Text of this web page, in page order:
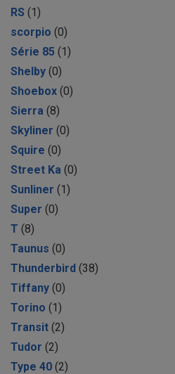
RS (1)
scorpio (0)
Série 85 (1)
Shelby (0)
Shoebox (0)
Sierra (8)
Skyliner (0)
Squire (0)
Street Ka (0)
Sunliner (1)
Super (0)
T (8)
Taunus (0)
Thunderbird (38)
Tiffany (0)
Torino (1)
Transit (2)
Tudor (2)
Type 40 (2)